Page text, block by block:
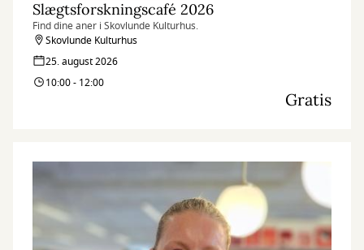
Slægtsforskningscafé 2026
Find dine aner i Skovlunde Kulturhus.
Skovlunde Kulturhus
25. august 2026
10:00 - 12:00
Gratis